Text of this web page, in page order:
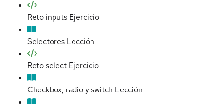
Reto inputs Ejercicio
Selectores Lección
Reto select Ejercicio
Checkbox, radio y switch Lección